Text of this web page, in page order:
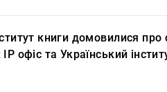
книги домовилися про
офіс та Український